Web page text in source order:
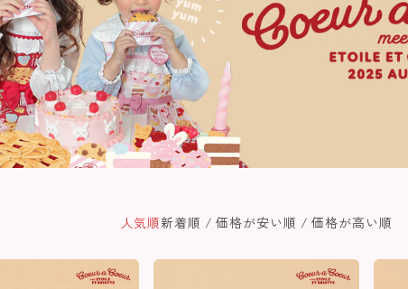
人気順新着順 価格が安い順 価格が高い順